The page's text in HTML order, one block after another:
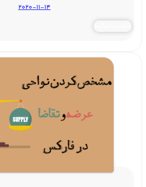
2020-11-14
بیشتر بخوانید